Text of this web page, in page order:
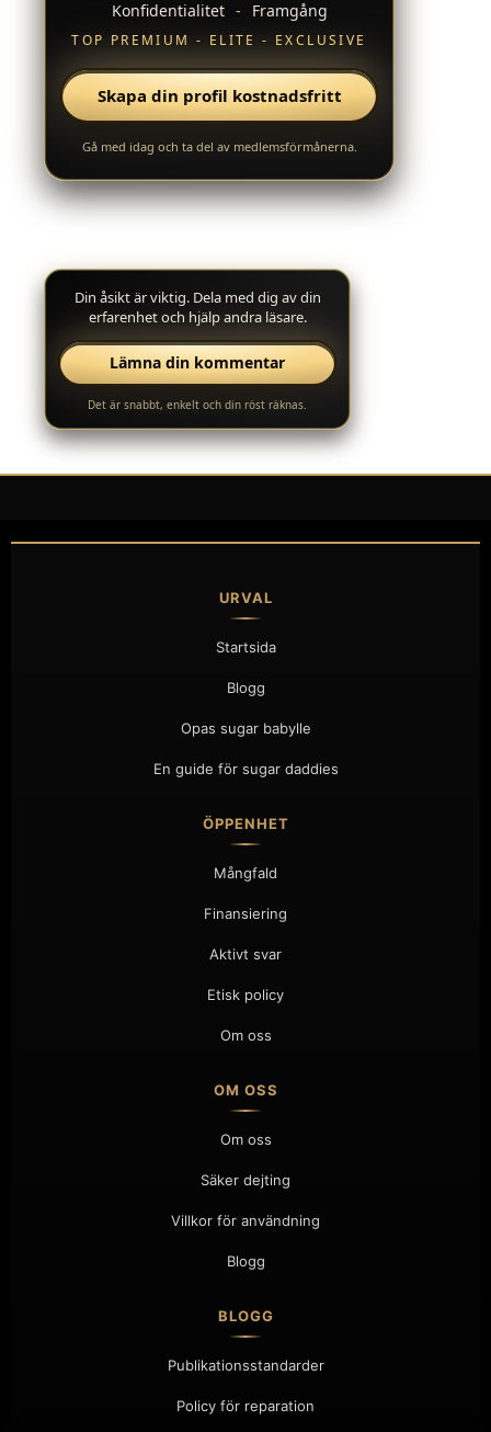
Konfidentialitet - Framgång
TOP PREMIUM - ELITE - EXCLUSIVE
Skapa din profil kostnadsfritt
Gå med idag och ta del av medlemsförmånerna.
Din åsikt är viktig. Dela med dig av din
erfarenhet och hjälp andra läsare.
Lämna din kommentar
Det är snabbt, enkelt och din röst räknas.
URVAL
Startsida
Blogg
Opas sugar babylle
En guide för sugar daddies
ÖPPENHET
Mångfald
Finansiering
Aktivt svar
Etisk policy
Om oss
OM OSS
Om oss
Säker dejting
Villkor för användning
Blogg
BLOGG
Publikationsstandarder
Policy för reparation